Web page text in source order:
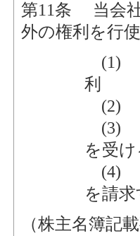
第11条 当会
外の権利を行
(1)
利
(2)
(3)
を受
(4)
を請
（株主名簿記